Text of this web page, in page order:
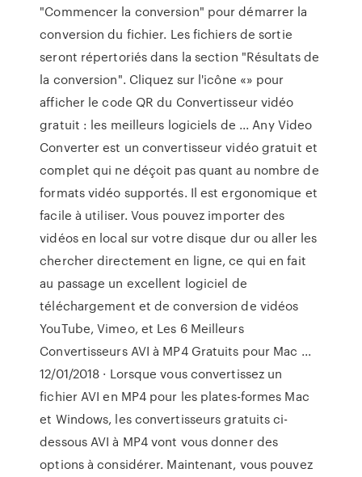
"Commencer la conversion" pour démarrer la
conversion du fichier. Les fichiers de sortie
seront répertoriés dans la section "Résultats de
la conversion". Cliquez sur l'icône «» pour
afficher le code QR du Convertisseur vidéo
gratuit : les meilleurs logiciels de ... Any Video
Converter est un convertisseur vidéo gratuit et
complet qui ne déçoit pas quant au nombre de
formats vidéo supportés. Il est ergonomique et
facile à utiliser. Vous pouvez importer des
vidéos en local sur votre disque dur ou aller les
chercher directement en ligne, ce qui en fait
au passage un excellent logiciel de
téléchargement et de conversion de vidéos
YouTube, Vimeo, et Les 6 Meilleurs
Convertisseurs AVI à MP4 Gratuits pour Mac ...
12/01/2018 · Lorsque vous convertissez un
fichier AVI en MP4 pour les plates-formes Mac
et Windows, les convertisseurs gratuits ci-
dessous AVI à MP4 vont vous donner des
options à considérer. Maintenant, vous pouvez